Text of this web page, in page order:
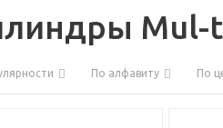
Mul-
По алфавиту По